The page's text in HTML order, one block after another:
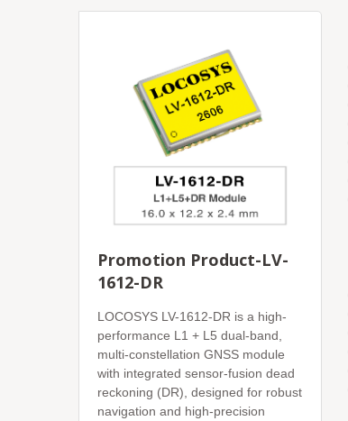
Promotion Product-LV-
1612-DR
LOCOSYS LV-1612-DR is a high-
performance L1 + L5 dual-band,
multi-constellation GNSS module
with integrated sensor-fusion dead
reckoning (DR), designed for robust
navigation and high-precision